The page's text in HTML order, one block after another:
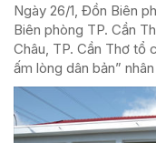
Ngày 26/1, Đồn Biên
Biên phòng TP. Cần
Châu, TP. Cần Thơ tổ
ấm lòng dân bản”